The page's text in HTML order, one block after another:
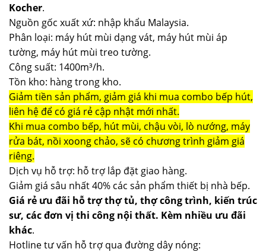
Kocher.
Nguồn gốc xuất xứ: nhập khẩu Malaysia.
Phân loại: máy hút mùi dạng vát, máy hút mùi áp
tường, máy hút mùi treo tường.
Công suất: 1400m³/h.
Tồn kho: hàng trong kho.
Giảm tiền sản phẩm, giảm giá khi mua combo bếp hút,
liên hệ để có giá rẻ cập nhật mới nhất.
Khi mua combo bếp, hút mùi, chậu vòi, lò nướng, máy
rửa bát, nồi xoong chảo, sẽ có chương trình giảm giá
riêng.
Dịch vụ hỗ trợ: hỗ trợ lắp đặt giao hàng.
Giảm giá sâu nhất 40% các sản phẩm thiết bị nhà bếp.
Giá rẻ ưu đãi hỗ trợ thợ tủ, thợ công trình, kiến trúc
sư, các đơn vị thi công nội thất. Kèm nhiều ưu đãi
khác.
Hotline tư vấn hỗ trợ qua đường dây nóng: